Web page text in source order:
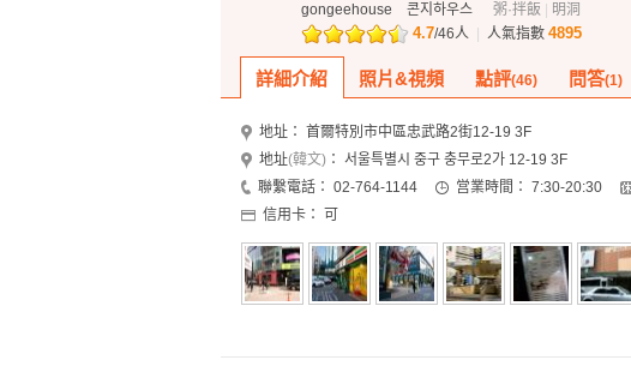
gongeehouse 콘지하우스 粥·拌飯 明洞
4.7/46人 人氣指數 4895
詳細介紹 照片&視頻 點評(46) 問答(1)
地址： 首爾特別市中區忠武路2街12-19 3F
地址(韓文) ： 서울특별시 중구 충무로2가 12-19 3F
聯繫電話： 02-764-1144 営業時間： 7:30-20:30
信用卡：
可